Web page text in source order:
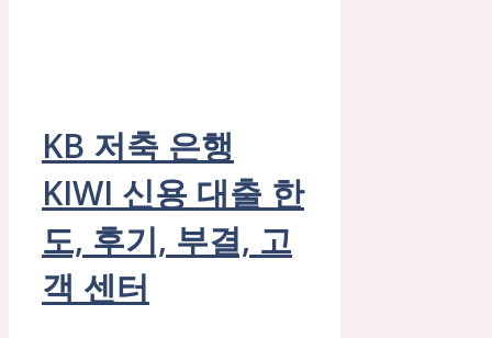
KB 저축 은행
KIWI 신용 대출 한
도, 후기, 부결, 고
객 센터